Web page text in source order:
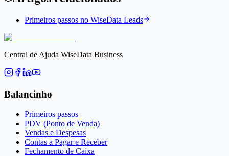
Primeiros passos no WiseData Leads
Central de Ajuda WiseData Business
Balancinho
Primeiros passos
PDV (Ponto de Venda)
Vendas e Despesas
Contas a Pagar e Receber
Fechamento de Caixa